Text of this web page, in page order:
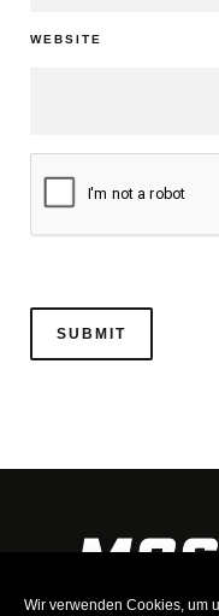
Wir verwenden Cookies, um
WEBSITE